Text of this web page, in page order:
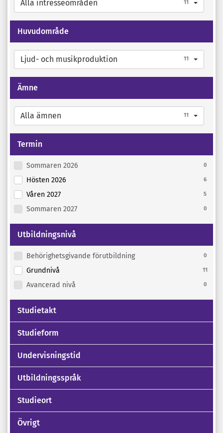
Alla intresseområden 11
Huvudområde
Ljud- och musikproduktion 11
Ämne
Alla ämnen 11
Termin
Sommaren 2026 0
Hösten 2026 6
Våren 2027 5
Sommaren 2027 0
Utbildningsnivå
Behörighetsgivande förutbildning 0
Grundnivå 11
Avancerad nivå 0
Studietakt
Studieform
Undervisningstid
Utbildningsspråk
Studieort
Övrigt